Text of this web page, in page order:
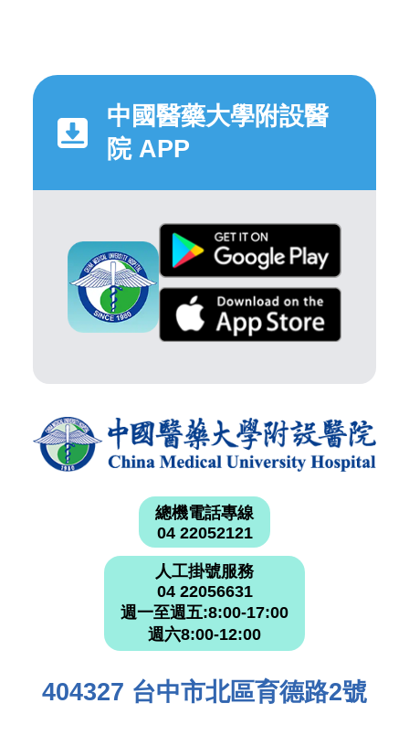
中國醫藥大學附設醫
院 APP
總機電話專線
04 22052121
人工掛號服務
04 22056631
週一至週五:8:00-17:00
週六8:00-12:00
404327 台中市北區育德路2號